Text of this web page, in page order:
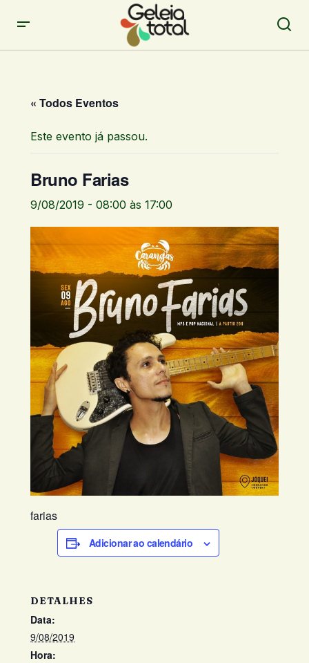
« Todos Eventos
Este evento já passou.
Bruno Farias
9/08/2019 - 08:00 às 17:00
farias
Adicionar ao calendário
DETALHES
Data:
9/08/2019
Hora: